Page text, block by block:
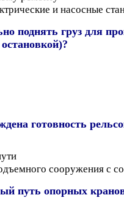
и насосные
поднять груз для
готовность
сооружения с
путь опорных